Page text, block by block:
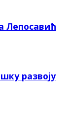
Лепосавић
развоју